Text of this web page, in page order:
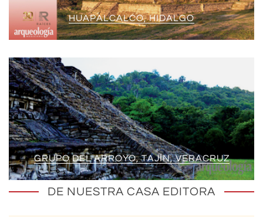
HUAPALCALCO, HIDALGO
GRUPO DEL ARROYO, TAJÍN, VERACRUZ
DE NUESTRA CASA EDITORA